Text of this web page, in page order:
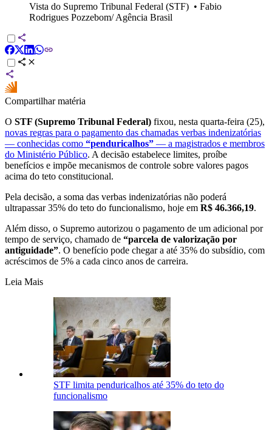
Vista do Supremo Tribunal Federal (STF) • Fabio
Rodrigues Pozzebom/ Agência Brasil
Compartilhar matéria
O STF (Supremo Tribunal Federal) fixou, nesta quarta-feira (25),
novas regras para o pagamento das chamadas verbas indenizatórias
— conhecidas como “penduricalhos” — a magistrados e membros
do Ministério Público. A decisão estabelece limites, proíbe
benefícios e impõe mecanismos de controle sobre valores pagos
acima do teto constitucional.
Pela decisão, a soma das verbas indenizatórias não poderá
ultrapassar 35% do teto do funcionalismo, hoje em R$ 46.366,19.
Além disso, o Supremo autorizou o pagamento de um adicional por
tempo de serviço, chamado de “parcela de valorização por
antiguidade”. O benefício pode chegar a até 35% do subsídio, com
acréscimos de 5% a cada cinco anos de carreira.
Leia Mais
STF limita penduricalhos até 35% do teto do
funcionalismo